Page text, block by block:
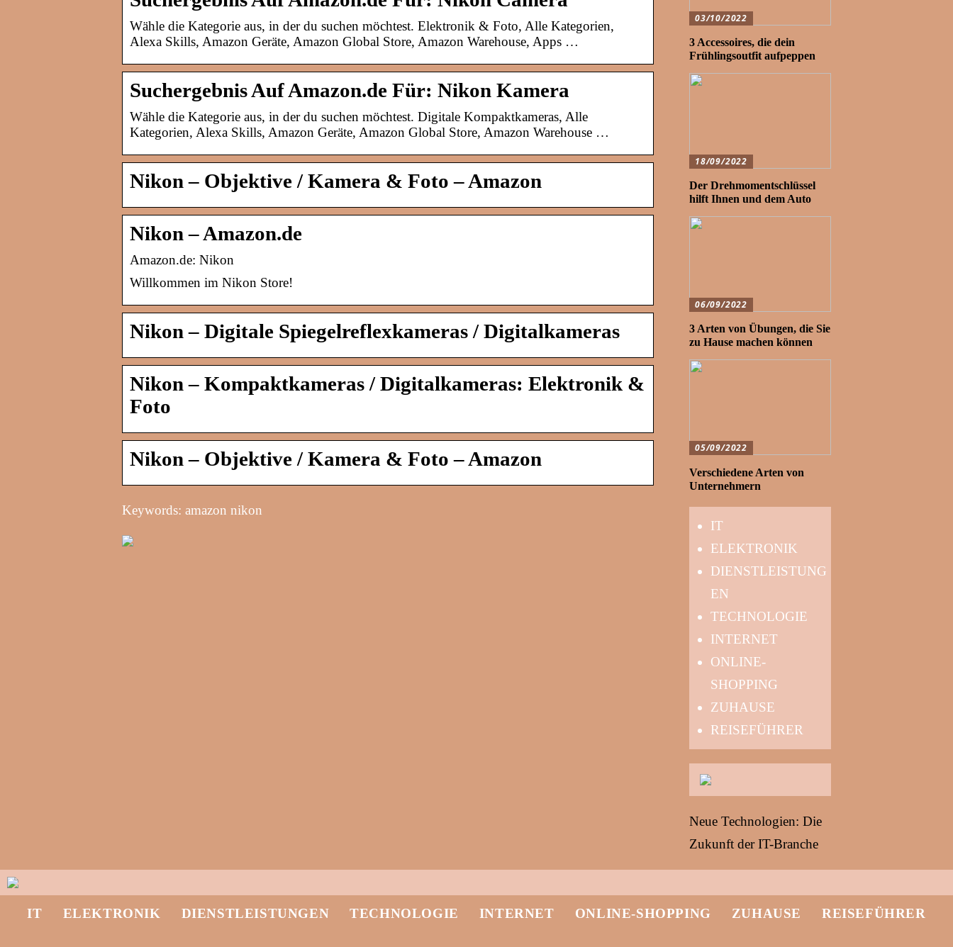
Wähle die Kategorie aus, in der du suchen möchtest. Elektronik & Foto, Alle Kategorien,
Alexa Skills, Amazon Geräte, Amazon Global Store, Amazon Warehouse, Apps …
Suchergebnis Auf Amazon.de Für: Nikon Kamera
Wähle die Kategorie aus, in der du suchen möchtest. Digitale Kompaktkameras, Alle
Kategorien, Alexa Skills, Amazon Geräte, Amazon Global Store, Amazon Warehouse …
Nikon – Objektive / Kamera & Foto – Amazon
Nikon – Amazon.de
Amazon.de: Nikon
Willkommen im Nikon Store!
Nikon – Digitale Spiegelreflexkameras / Digitalkameras
Nikon – Kompaktkameras / Digitalkameras: Elektronik &
Foto
Nikon – Objektive / Kamera & Foto – Amazon
Keywords: amazon nikon
03/10/2022
3 Accessoires, die dein
Frühlingsoutfit aufpeppen
18/09/2022
Der Drehmomentschlüssel
hilft Ihnen und dem Auto
06/09/2022
3 Arten von Übungen, die Sie
zu Hause machen können
05/09/2022
Verschiedene Arten von
Unternehmern
IT
ELEKTRONIK
DIENSTLEISTUNG
EN
TECHNOLOGIE
INTERNET
ONLINE-
SHOPPING
ZUHAUSE
REISEFÜHRER
Neue Technologien: Die
Zukunft der IT-Branche
IT ELEKTRONIK DIENSTLEISTUNGEN TECHNOLOGIE INTERNET ONLINE-SHOPPING ZUHAUSE REISEFÜHRER